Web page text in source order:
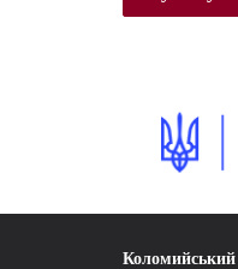
Коломийський